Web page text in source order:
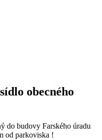
obecného
do budovy Farského úradu
od parkoviska !